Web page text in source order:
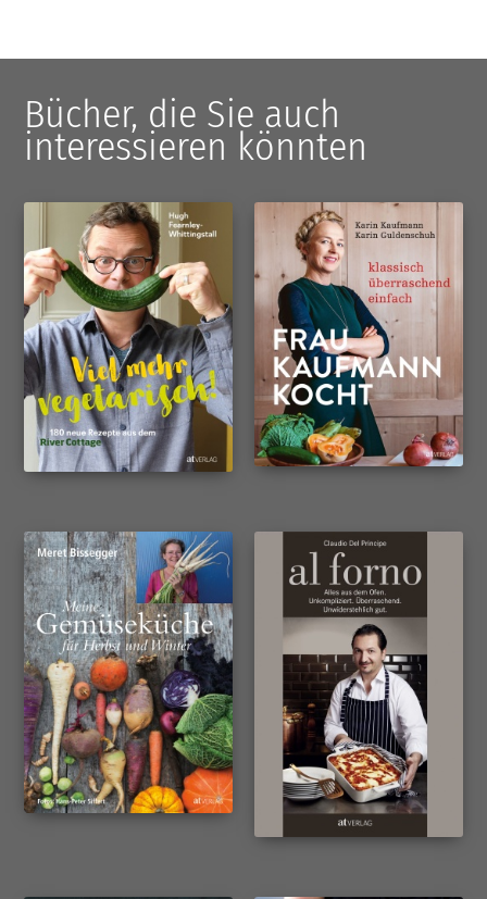
Bücher, die Sie auch
interessieren könnten